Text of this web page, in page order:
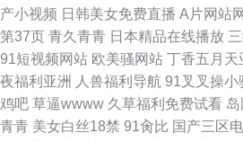
产小视频 日韩美女免费直播 A片网站
第37页 青久青青 日本精品在线播放
91短视频网站 欧美骚网站 丁香五月天
夜福利亚洲
人兽福利导航 91叉叉操小
鸡吧 草逼wwww 久草福利免费试看
青青 美女白丝18禁 91肏比 国产三区